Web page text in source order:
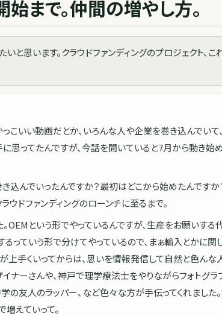
まで。仲間の増やし方。
と思います。クラウドファンディングのプロジェクト、こ
っこいい動画だとか、いろんな人や企業を巻き込んでいて
思ってたんですが、今話を聞いていると7月から動き始
込んでいったんですか？最初はどこから始めたんですか
ドファンディングのローンチに至るまで。
OEMという形でやっているんですが、生産をお願いする
るっていう形で分けてやっているので、まぁ輸入とかに関
上手くいってからは、思いを情報発信して自然と色んな
イナーさんや、神戸で理学療法士をやりながらフォトグラ
の友人のラッパー、など色々な方が手伝ってくれました。
えていって。